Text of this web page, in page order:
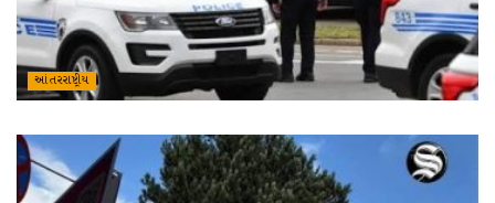
આંતરરાષ્ટ્રીય